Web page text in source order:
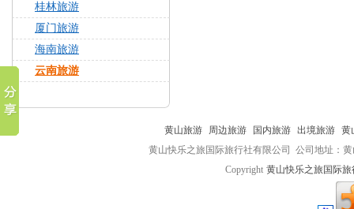
桂林旅游
厦门旅游
海南旅游
云南旅游
黄山旅游 周边旅游 国内旅游 出境旅游 黄
黄山快乐之旅国际旅行社有限公司 公司地址：
Copyright 黄山快乐之旅国际